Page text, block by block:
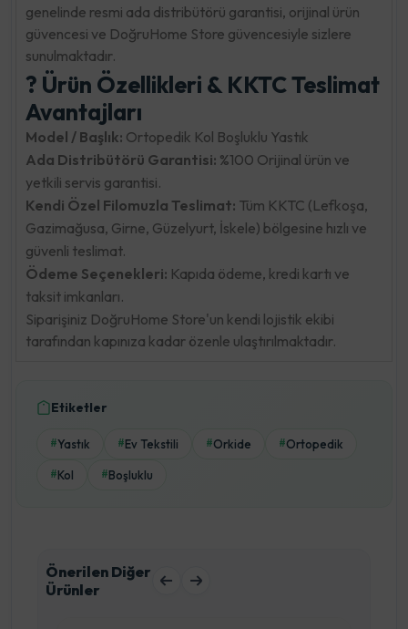
genelinde resmi ada distribütörü garantisi, orijinal ürün
güvencesi ve DoğruHome Store güvencesiyle sizlere
sunulmaktadır.
? Ürün Özellikleri & KKTC Teslimat
Avantajları
Model / Başlık: Ortopedik Kol Boşluklu Yastık
Ada Distribütörü Garantisi: %100 Orijinal ürün ve
yetkili servis garantisi.
Kendi Özel Filomuzla Teslimat: Tüm KKTC (Lefkoşa,
Gazimağusa, Girne, Güzelyurt, İskele) bölgesine hızlı ve
güvenli teslimat.
Ödeme Seçenekleri: Kapıda ödeme, kredi kartı ve
taksit imkanları.
Siparişiniz DoğruHome Store'un kendi lojistik ekibi
tarafından kapınıza kadar özenle ulaştırılmaktadır.
Etiketler
#Yastık #Ev Tekstili #Orkide #Ortopedik
#Kol #Boşluklu
Önerilen Diğer
Ürünler